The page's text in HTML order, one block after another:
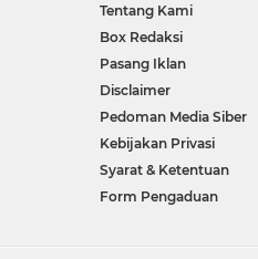
Tentang Kami
Box Redaksi
Pasang Iklan
Disclaimer
Pedoman Media Siber
Kebijakan Privasi
Syarat & Ketentuan
Form Pengaduan